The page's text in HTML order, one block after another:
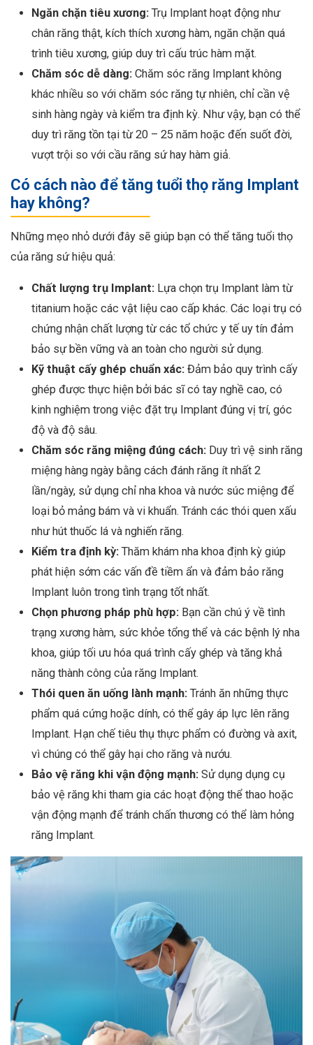
Ngăn chặn tiêu xương: Trụ Implant hoạt động như
chân răng thật, kích thích xương hàm, ngăn chặn quá
trình tiêu xương, giúp duy trì cấu trúc hàm mặt.
Chăm sóc dễ dàng: Chăm sóc răng Implant không
khác nhiều so với chăm sóc răng tự nhiên, chỉ cần vệ
sinh hàng ngày và kiểm tra định kỳ. Như vậy, bạn có thể
duy trì răng tồn tại từ 20 – 25 năm hoặc đến suốt đời,
vượt trội so với cầu răng sứ hay hàm giả.
Có cách nào để tăng tuổi thọ răng Implant
hay không?
Những mẹo nhỏ dưới đây sẽ giúp bạn có thể tăng tuổi thọ
của răng sứ hiệu quả:
Chất lượng trụ Implant: Lựa chọn trụ Implant làm từ
titanium hoặc các vật liệu cao cấp khác. Các loại trụ có
chứng nhận chất lượng từ các tổ chức y tế uy tín đảm
bảo sự bền vững và an toàn cho người sử dụng.
Kỹ thuật cấy ghép chuẩn xác: Đảm bảo quy trình cấy
ghép được thực hiện bởi bác sĩ có tay nghề cao, có
kinh nghiệm trong việc đặt trụ Implant đúng vị trí, góc
độ và độ sâu.
Chăm sóc răng miệng đúng cách: Duy trì vệ sinh răng
miệng hàng ngày bằng cách đánh răng ít nhất 2
lần/ngày, sử dụng chỉ nha khoa và nước súc miệng để
loại bỏ mảng bám và vi khuẩn. Tránh các thói quen xấu
như hút thuốc lá và nghiến răng.
Kiểm tra định kỳ: Thăm khám nha khoa định kỳ giúp
phát hiện sớm các vấn đề tiềm ẩn và đảm bảo răng
Implant luôn trong tình trạng tốt nhất.
Chọn phương pháp phù hợp: Bạn cần chú ý về tình
trạng xương hàm, sức khỏe tổng thể và các bệnh lý nha
khoa, giúp tối ưu hóa quá trình cấy ghép và tăng khả
năng thành công của răng Implant.
Thói quen ăn uống lành mạnh: Tránh ăn những thực
phẩm quá cứng hoặc dính, có thể gây áp lực lên răng
Implant. Hạn chế tiêu thụ thực phẩm có đường và axit,
vì chúng có thể gây hại cho răng và nướu.
Bảo vệ răng khi vận động mạnh: Sử dụng dụng cụ
bảo vệ răng khi tham gia các hoạt động thể thao hoặc
vận động mạnh để tránh chấn thương có thể làm hỏng
răng Implant.